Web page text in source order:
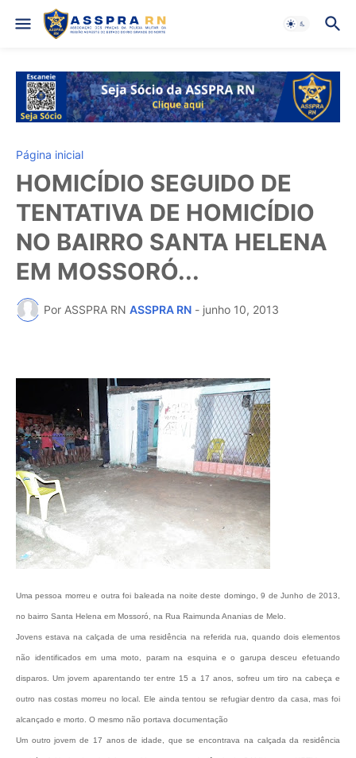
Página inicial
HOMICÍDIO SEGUIDO DE
TENTATIVA DE HOMICÍDIO
NO BAIRRO SANTA HELENA
EM MOSSORÓ...
Por ASSPRA RN ASSPRA RN - junho 10, 2013
Uma pessoa morreu e outra foi baleada na noite deste domingo, 9 de Junho de 2013,
no bairro Santa Helena em Mossoró, na Rua Raimunda Ananias de Melo.
Jovens estava na calçada de uma residência na referida rua, quando dois elementos
não identificados em uma moto, param na esquina e o garupa desceu efetuando
disparos. Um jovem aparentando ter entre 15 a 17 anos, sofreu um tiro na cabeça e
outro nas costas morreu no local. Ele ainda tentou se refugiar dentro da casa, mas foi
alcançado e morto. O mesmo não portava documentação
Um outro jovem de 17 anos de idade, que se encontrava na calçada da residência